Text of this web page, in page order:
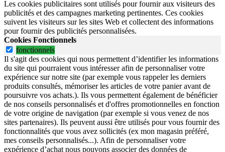
Les cookies publicitaires sont utilisés pour fournir aux visiteurs des
publicités et des campagnes marketing pertinentes. Ces cookies
suivent les visiteurs sur les sites Web et collectent des informations
pour fournir des publicités personnalisées.
Cookies Fonctionnels
fonctionnels
Il s'agit des cookies qui nous permettent d’identifier les informations
du site qui pourraient vous intéresser afin de personnaliser votre
expérience sur notre site (par exemple vous rappeler les derniers
produits consultés, mémoriser les articles de votre panier avant de
poursuivre vos achats.). Ils vous permettent également de bénéficier
de nos conseils personnalisés et d'offres promotionnelles en fonction
de votre origine de navigation (par exemple si vous venez de nos
sites partenaires). Ils peuvent aussi être utilisés pour vous fournir des
fonctionnalités que vous avez sollicités (ex mon magasin préféré,
mes conseils personnalisés...). Afin de personnaliser votre
expérience d’achat nous pouvons associer des données de